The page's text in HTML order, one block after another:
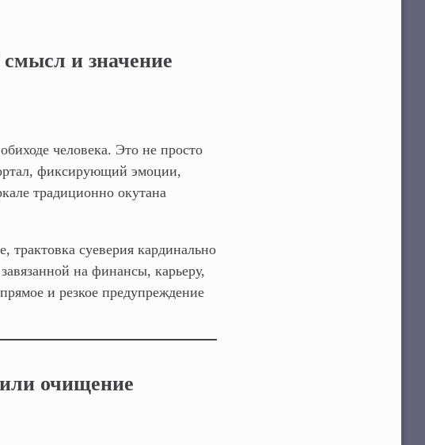
и значение
человека. Это не просто
фиксирующий эмоции,
традиционно окутана
суеверия кардинально
на финансы, карьеру,
и резкое предупреждение
очищение